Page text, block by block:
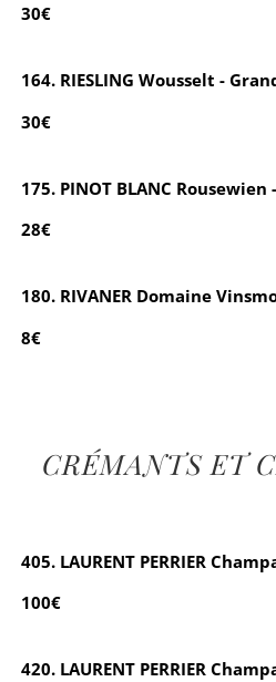
30€
164. RIESLING Wousselt -
30€
175. PINOT BLANC
28€
180. RIVANER Domaine
8€
CRÉMANTS ET
405. LAURENT PERRIER
100€
420. LAURENT PERRIER